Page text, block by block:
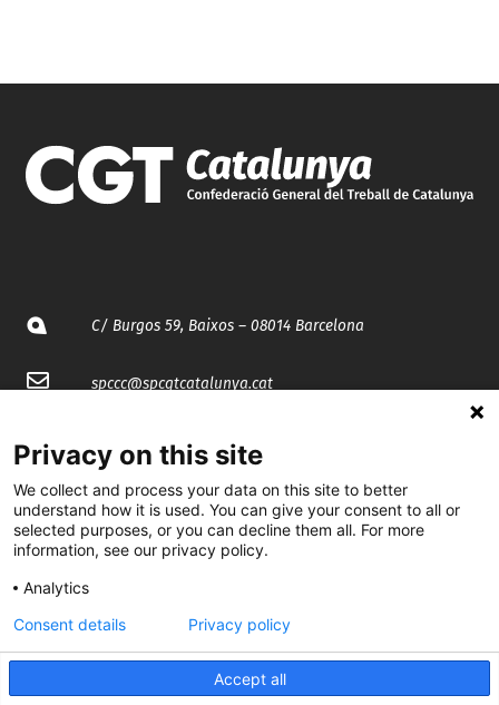
C/ Burgos 59, Baixos – 08014 Barcelona
spccc@spcgtcatalunya.cat
@CGTCatalunya
cgtcatalunya
CGTCatalunya
cgtcatalunya
Privacy on this site
We collect and process your data on this site to better
understand how it is used. You can give your consent to all or
selected purposes, or you can decline them all. For more
information, see our privacy policy.
Analytics
Accept all
Consent details Privacy policy